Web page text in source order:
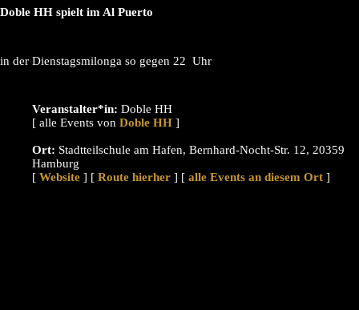
Doble HH spielt im Al Puerto
in der Dienstagsmilonga so gegen 22 Uhr
Veranstalter*in: Doble HH
[ alle Events von
]
Ort: Stadtteilschule am Hafen, Bernhard-Nocht-Str. 12, 20359
Hamburg
[ Website ] [ Route hierher ] [ alle Events an diesem Ort ]